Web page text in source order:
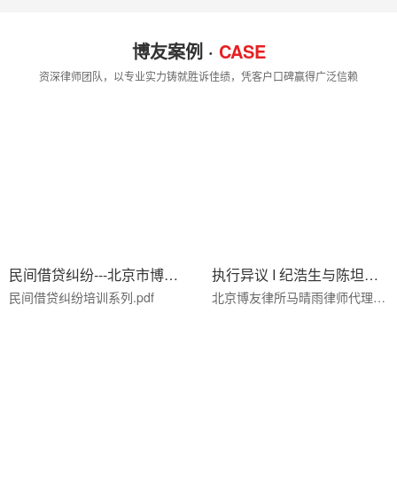
博友案例 · CASE
资深律师团队，以专业实力铸就胜诉佳绩，凭客户口碑赢得广泛信赖
民间借贷纠纷---北京市博友律师事务所
民间借贷纠纷培训系列.pdf
执行异议 I 纪浩生与陈坦申请执行人执行异议之
北京博友律所马晴雨律师代理(2022)京0105民初35052号申请执行人执行异议之诉案，专业处···